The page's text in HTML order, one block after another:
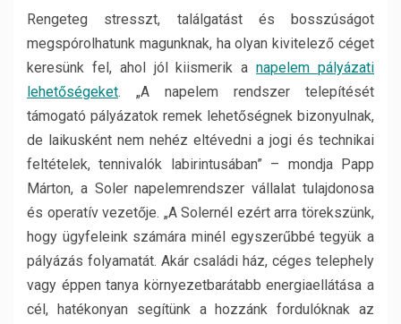
Rengeteg stresszt, találgatást és bosszúságot
megspórolhatunk magunknak, ha olyan kivitelező céget
keresünk fel, ahol jól kiismerik anapelem pályázati
lehetőségeket. „A napelem rendszer telepítését
támogató pályázatok remek lehetőségnek bizonyulnak,
de laikusként nem nehéz eltévedni a jogi és technikai
feltételek, tennivalók labirintusában” – mondja Papp
Márton, a Soler napelemrendszer vállalat tulajdonosa
és operatív vezetője. „A Solernél ezért arra törekszünk,
hogy ügyfeleink számára minél egyszerűbbé tegyük a
pályázás folyamatát. Akár családi ház, céges telephely
vagy éppen tanya környezetbarátabb energiaellátása a
cél, hatékonyan segítünk a hozzánk fordulóknak az